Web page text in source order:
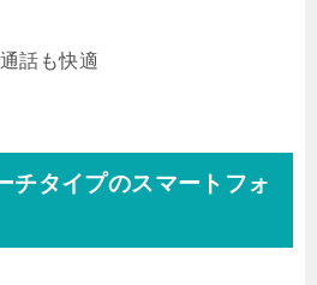
話も快適
タイプのスマートフォ